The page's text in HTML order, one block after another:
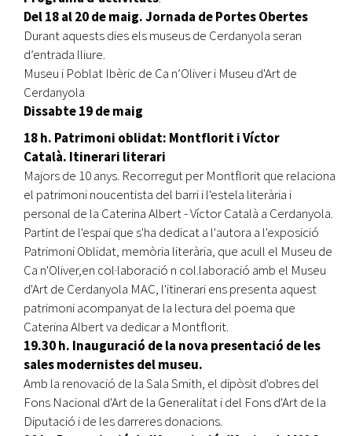
Del 18 al 20 de maig. Jornada de Portes Obertes
Durant aquests dies els museus de Cerdanyola seran
d’entrada lliure.
Museu i Poblat Ibèric de Ca n’Oliver i Museu d'Art de
Cerdanyola
Dissabte 19 de maig
18 h. Patrimoni oblidat: Montflorit i Víctor
Català. Itinerari literari
Majors de 10 anys. Recorregut per Montflorit que relaciona
el patrimoni noucentista del barri i l'estela literària i
personal de la Caterina Albert - Víctor Català a Cerdanyola.
Partint de l'espai que s'ha dedicat a l'autora a l'exposició
Patrimoni Oblidat, memòria literària, que acull el Museu de
Ca n'Oliver,en col·laboració n col.laboració amb el Museu
d'Art de Cerdanyola MAC, l'itinerari ens presenta aquest
patrimoni acompanyat de la lectura del poema que
Caterina Albert va dedicar a Montflorit.
19.30 h. Inauguració de la nova presentació de les
sales modernistes del museu.
Amb la renovació de la Sala Smith, el dipòsit d'obres del
Fons Nacional d'Art de la Generalitat i del Fons d'Art de la
Diputació i de les darreres donacions.